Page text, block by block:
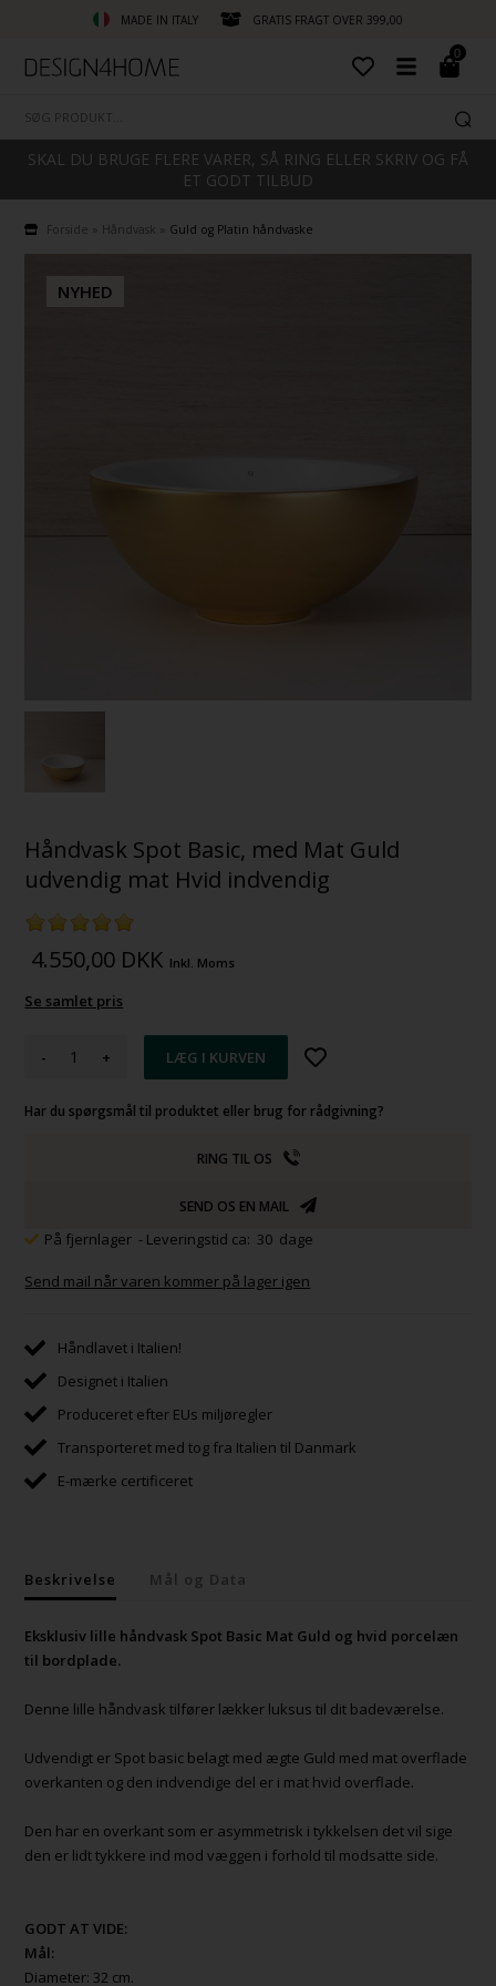
MADE IN ITALY GRATIS FRAGT OVER 399,00
0
SKAL DU BRUGE FLERE VARER, SÅ RING ELLER SKRIV OG FÅ
ET GODT TILBUD
Forside Håndvask Guld og Platin håndvaske
NYHED
Håndvask Spot Basic, med Mat Guld
udvendig mat Hvid indvendig
4.550,00 DKK Inkl. Moms
Se samlet pris
- +
Har du spørgsmål til produktet eller brug for rådgivning?
RING TIL OS
SEND OS EN MAIL
På fjernlager - Leveringstid ca: 30 dage
Send mail når varen kommer på lager igen
Håndlavet i Italien!
Designet i Italien
Produceret efter EUs miljøregler
Transporteret med tog fra Italien til Danmark
E-mærke certificeret
Beskrivelse Mål og Data
Eksklusiv lille håndvask Spot Basic Mat Guld og hvid porcelæn
til bordplade.
Denne lille håndvask tilfører lækker luksus til dit badeværelse.
Udvendigt er Spot basic belagt med ægte Guld med mat overflade
overkanten og den indvendige del er i mat hvid overflade.
Den har en overkant som er asymmetrisk i tykkelsen det vil sige
den er lidt tykkere ind mod væggen i forhold til modsatte side.
GODT AT VIDE:
Mål:
Diameter: 32 cm.